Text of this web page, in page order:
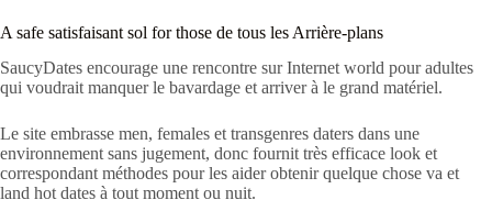
A safe satisfaisant sol for those de tous les Arrière-plans
SaucyDates encourage une rencontre sur Internet world pour adultes
qui voudrait manquer le bavardage et arriver à le grand matériel.
Le site embrasse men, females et transgenres daters dans une
environnement sans jugement, donc fournit très efficace look et
correspondant méthodes pour les aider obtenir quelque chose va et
land hot dates à tout moment ou nuit.